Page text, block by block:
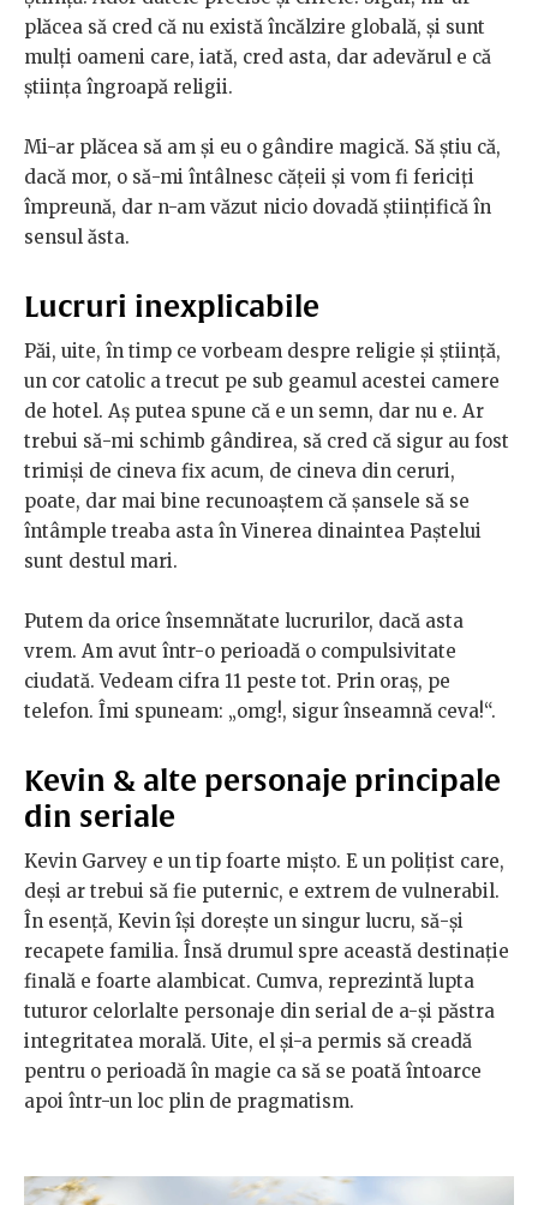
plăcea să cred că nu există încălzire globală, și sunt
mulți oameni care, iată, cred asta, dar adevărul e că
știința îngroapă religii.
Mi-ar plăcea să am și eu o gândire magică. Să știu că,
dacă mor, o să-mi întâlnesc cățeii și vom fi fericiți
împreună, dar n-am văzut nicio dovadă științifică în
sensul ăsta.
Lucruri inexplicabile
Păi, uite, în timp ce vorbeam despre religie și știință,
un cor catolic a trecut pe sub geamul acestei camere
de hotel. Aș putea spune că e un semn, dar nu e. Ar
trebui să-mi schimb gândirea, să cred că sigur au fost
trimiși de cineva fix acum, de cineva din ceruri,
poate, dar mai bine recunoaștem că șansele să se
întâmple treaba asta în Vinerea dinaintea Paștelui
sunt destul mari.
Putem da orice însemnătate lucrurilor, dacă asta
vrem. Am avut într-o perioadă o compulsivitate
ciudată. Vedeam cifra 11 peste tot. Prin oraș, pe
telefon. Îmi spuneam: „omg!, sigur înseamnă ceva!“.
Kevin & alte personaje principale
din seriale
Kevin Garvey e un tip foarte mișto. E un polițist care,
deși ar trebui să fie puternic, e extrem de vulnerabil.
În esență, Kevin își dorește un singur lucru, să-și
recapete familia. Însă drumul spre această destinație
finală e foarte alambicat. Cumva, reprezintă lupta
tuturor celorlalte personaje din serial de a-și păstra
integritatea morală. Uite, el și-a permis să creadă
pentru o perioadă în magie ca să se poată întoarce
apoi într-un loc plin de pragmatism.